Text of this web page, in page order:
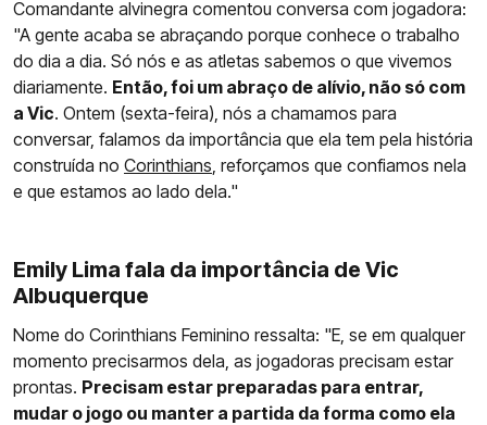
Comandante alvinegra comentou conversa com jogadora:
"A gente acaba se abraçando porque conhece o trabalho
do dia a dia. Só nós e as atletas sabemos o que vivemos
diariamente. Então, foi um abraço de alívio, não só com
a Vic. Ontem (sexta-feira), nós a chamamos para
conversar, falamos da importância que ela tem pela história
construída no Corinthians , reforçamos que confiamos nela
e que estamos ao lado dela."
Emily Lima fala da importância de Vic
Albuquerque
Nome do Corinthians Feminino ressalta: "E, se em qualquer
momento precisarmos dela, as jogadoras precisam estar
prontas. Precisam estar preparadas para entrar,
mudar o jogo ou manter a partida da forma como ela